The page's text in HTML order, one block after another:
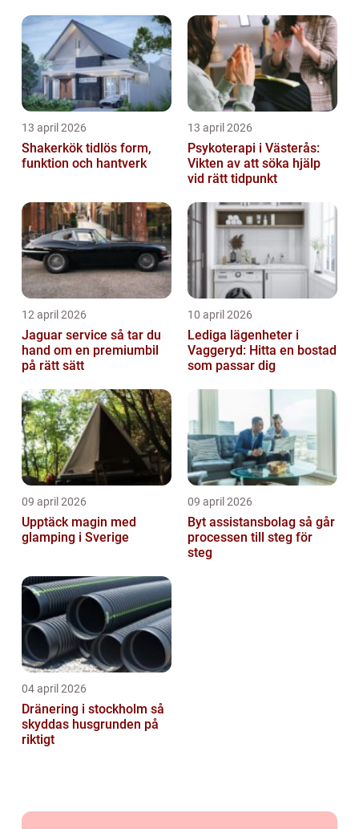
13 april 2026
Shakerkök tidlös form,
funktion och hantverk
13 april 2026
Psykoterapi i Västerås:
Vikten av att söka hjälp
vid rätt tidpunkt
12 april 2026
Jaguar service så tar du
hand om en premiumbil
på rätt sätt
10 april 2026
Lediga lägenheter i
Vaggeryd: Hitta en bostad
som passar dig
09 april 2026
Upptäck magin med
glamping i Sverige
09 april 2026
Byt assistansbolag så går
processen till steg för
steg
04 april 2026
Dränering i stockholm så
skyddas husgrunden på
riktigt